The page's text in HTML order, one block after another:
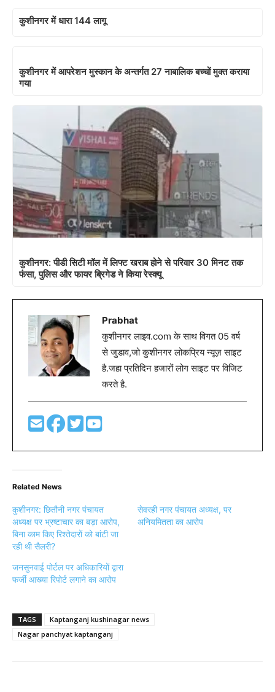
कुशीनगर में धारा 144 लागू
कुशीनगर में आपरेशन मुस्कान के अन्तर्गत 27 नाबालिक बच्चों मुक्त कराया
गया
कुशीनगर: पीडी सिटी मॉल में लिफ्ट खराब होने से परिवार 30 मिनट तक
फंसा, पुलिस और फायर ब्रिगेड ने किया रेस्क्यू
Prabhat
कुशीनगर लाइव.com के साथ विगत 05 वर्ष
से जुडाव,जो कुशीनगर लोकप्रिय न्यूज़ साइट
है.जहा प्रतिदिन हजारों लोग साइट पर विजिट
करते है.
Related News
कुशीनगर: छितौनी नगर पंचायत
अध्यक्ष पर भ्रष्टाचार का बड़ा आरोप,
बिना काम किए रिश्तेदारों को बांटी जा
रही थी सैलरी?
सेवरही नगर पंचायत अध्यक्ष, पर
अनियमितता का आरोप
जनसुनवाई पोर्टल पर अधिकारियों द्वारा
फर्जी आख्या रिपोर्ट लगाने का आरोप
TAGS
Kaptanganj kushinagar news
Nagar panchyat kaptanganj